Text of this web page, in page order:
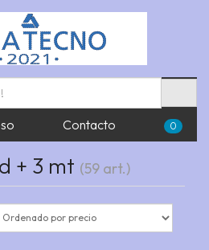
Contacto 0
+ 3 mt (59 art.)